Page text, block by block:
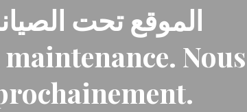
الموقع تحت
Nous